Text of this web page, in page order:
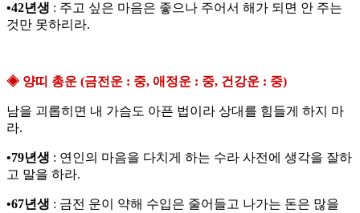
•42년생 : 주고 싶은 마음은 좋으나 주어서 해가 되면 안 주는
것만 못하리라.
◈ 양띠 총운 (금전운 : 중, 애정운 : 중, 건강운 : 중)
남을 괴롭히면 내 가슴도 아픈 법이라 상대를 힘들게 하지 마
라.
•79년생 : 연인의 마음을 다치게 하는 수라 사전에 생각을 잘하
고 말을 하라.
•67년생 : 금전 운이 약해 수입은 줄어들고 나가는 돈은 많을